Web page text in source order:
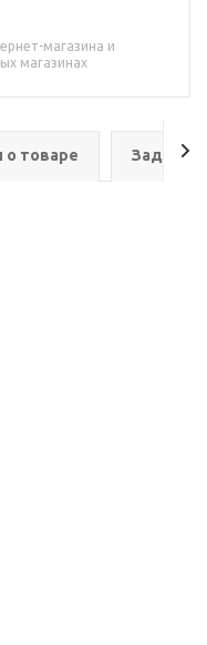
магазина и
магазинах
товаре Задать